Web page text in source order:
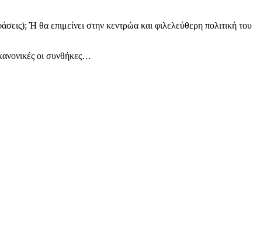
Ή θα επιμείνει στην κεντρώα και φιλελεύθερη πολιτική του
οι συνθήκες…